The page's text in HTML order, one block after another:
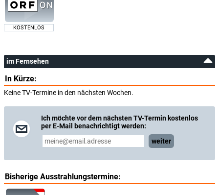
KOSTENLOS
im Fernsehen
In Kürze:
Keine TV-Termine in den nächsten Wochen.
Ich möchte vor dem nächsten TV-Termin kostenlos
per E-Mail benachrichtigt werden:
weiter
Bisherige Ausstrahlungstermine: